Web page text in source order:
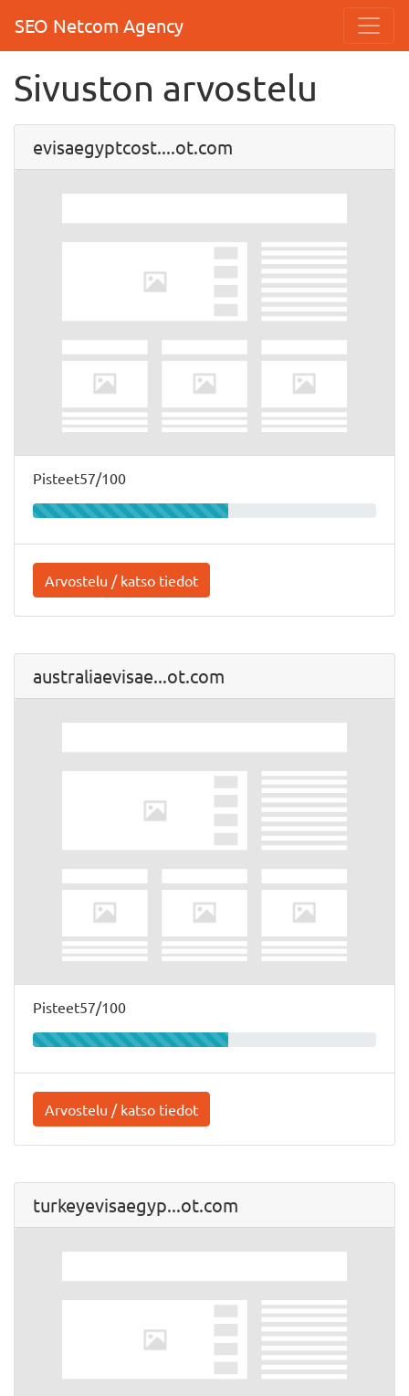
SEO Netcom Agency
Sivuston arvostelu
evisaegyptcost....ot.com
Pisteet57/100
Arvostelu / katso tiedot
australiaevisae...ot.com
Pisteet57/100
Arvostelu / katso tiedot
turkeyevisaegyp...ot.com